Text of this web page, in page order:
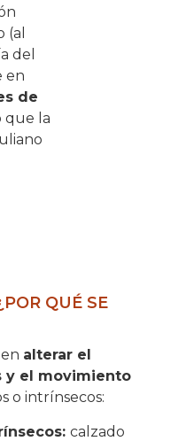
(al
del
en
de
que la
QUÉ SE
alterar el
y el movimiento
o intrínsecos:
calzado